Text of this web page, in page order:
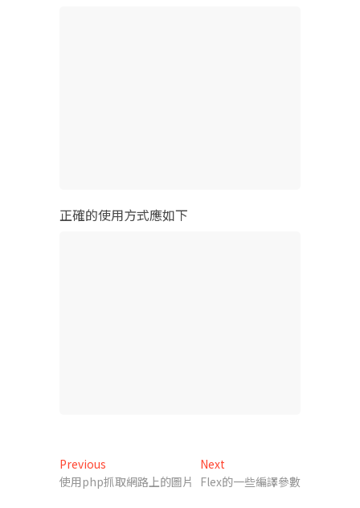
正確的使用方式應如下
文
章
Previous
post:
使用php抓取網路上的圖片
Next
post:
Flex的一些編譯參數